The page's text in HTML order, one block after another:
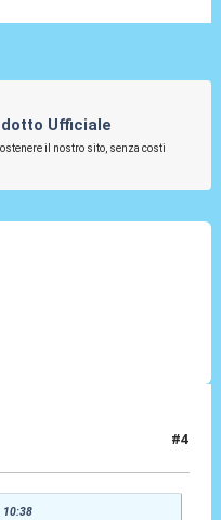
Ufficiale
il nostro sito, senza costi
#4
10:38